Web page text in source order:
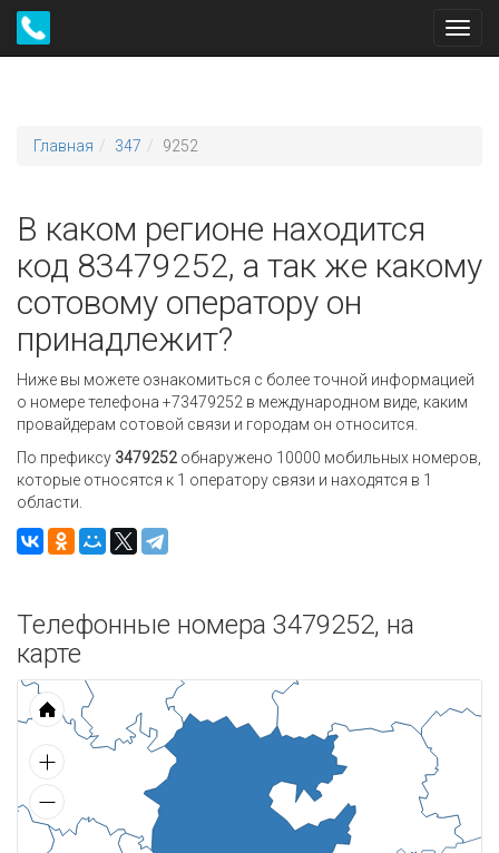
Главная 347 9252
В каком регионе находится
код 83479252, а так же какому
сотовому оператору он
принадлежит?
Ниже вы можете ознакомиться с более точной информацией
о номере телефона +73479252 в международном виде, каким
провайдерам сотовой связи и городам он относится.
По префиксу 3479252 обнаружено 10000 мобильных номеров,
которые относятся к 1 оператору связи и находятся в 1
области.
Телефонные номера 3479252, на
карте